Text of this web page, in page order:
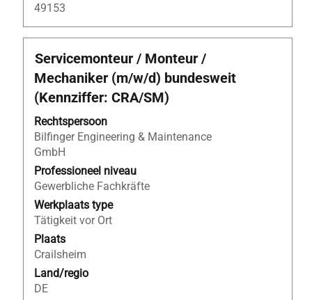
49153
Titel
Servicemonteur / Monteur /
Mechaniker (m/w/d) bundesweit
(Kennziffer: CRA/SM)
Rechtspersoon
Bilfinger Engineering & Maintenance
GmbH
Professioneel niveau
Gewerbliche Fachkräfte
Werkplaats type
Tätigkeit vor Ort
Plaats
Crailsheim
Land/regio
DE
Selecteer
deze
spatiebalk
om
de
volledige
inhoud
van
de
functiegegevens
weer
te
geven.